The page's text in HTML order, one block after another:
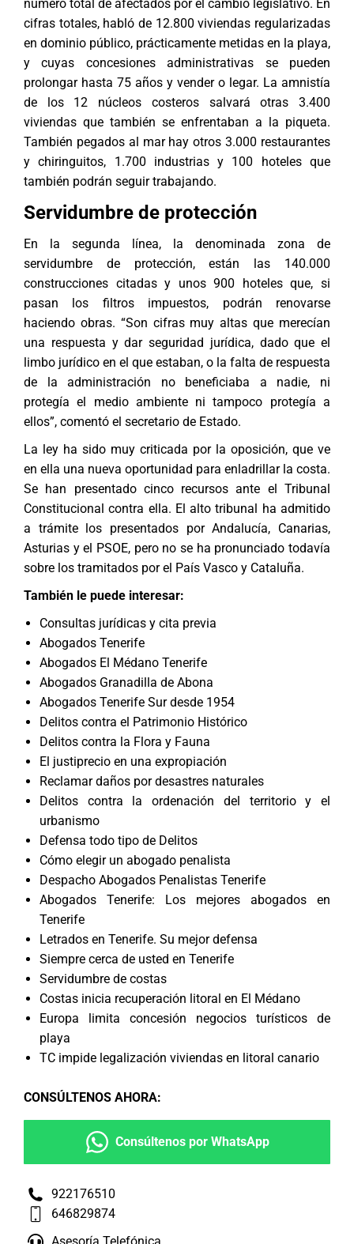
número total de afectados por el cambio legislativo. En
cifras totales, habló de 12.800 viviendas regularizadas
en dominio público, prácticamente metidas en la playa,
y cuyas concesiones administrativas se pueden
prolongar hasta 75 años y vender o legar. La amnistía
de los 12 núcleos costeros salvará otras 3.400
viviendas que también se enfrentaban a la piqueta.
También pegados al mar hay otros 3.000 restaurantes
y chiringuitos, 1.700 industrias y 100 hoteles que
también podrán seguir trabajando.
Servidumbre de protección
En la segunda línea, la denominada zona de
servidumbre de protección, están las 140.000
construcciones citadas y unos 900 hoteles que, si
pasan los filtros impuestos, podrán renovarse
haciendo obras. “Son cifras muy altas que merecían
una respuesta y dar seguridad jurídica, dado que el
limbo jurídico en el que estaban, o la falta de respuesta
de la administración no beneficiaba a nadie, ni
protegía el medio ambiente ni tampoco protegía a
ellos”, comentó el secretario de Estado.
La ley ha sido muy criticada por la oposición, que ve
en ella una nueva oportunidad para enladrillar la costa.
Se han presentado cinco recursos ante el Tribunal
Constitucional contra ella. El alto tribunal ha admitido
a trámite los presentados por Andalucía, Canarias,
Asturias y el PSOE, pero no se ha pronunciado todavía
sobre los tramitados por el País Vasco y Cataluña.
También le puede interesar:
Consultas jurídicas y cita previa
Abogados Tenerife
Abogados El Médano Tenerife
Abogados Granadilla de Abona
Abogados Tenerife Sur desde 1954
Delitos contra el Patrimonio Histórico
Delitos contra la Flora y Fauna
El justiprecio en una expropiación
Reclamar daños por desastres naturales
Delitos contra la ordenación del territorio y el
urbanismo
Defensa todo tipo de Delitos
Cómo elegir un abogado penalista
Despacho Abogados Penalistas Tenerife
Abogados Tenerife: Los mejores abogados en
Tenerife
Letrados en Tenerife. Su mejor defensa
Siempre cerca de usted en Tenerife
Servidumbre de costas
Costas inicia recuperación litoral en El Médano
Europa limita concesión negocios turísticos de
playa
TC impide legalización viviendas en litoral canario
CONSÚLTENOS AHORA:
Consúltenos por WhatsApp
922176510
646829874